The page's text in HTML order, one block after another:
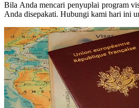
Bila Anda mencari penyuplai program
Anda disepakati. Hubungi kami hari ini